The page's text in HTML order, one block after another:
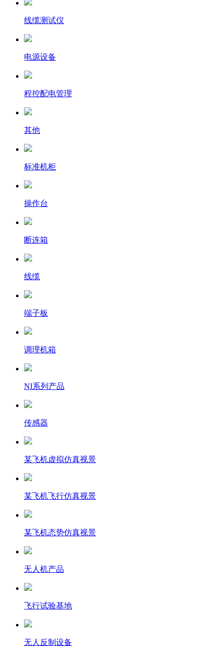
线缆测试仪
电源设备
程控配电管理
其他
标准机柜
操作台
断连箱
线缆
端子板
调理机箱
NI系列产品
传感器
某飞机虚拟仿真视景
某飞机飞行仿真视景
某飞机态势仿真视景
无人机产品
飞行试验基地
无人反制设备